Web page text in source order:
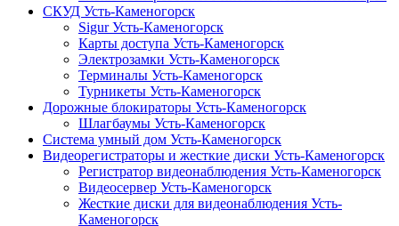
СКУД Усть-Каменогорск
Sigur Усть-Каменогорск
Карты доступа Усть-Каменогорск
Электрозамки Усть-Каменогорск
Терминалы Усть-Каменогорск
Турникеты Усть-Каменогорск
Дорожные блокираторы Усть-Каменогорск
Шлагбаумы Усть-Каменогорск
Система умный дом Усть-Каменогорск
Видеорегистраторы и жесткие диски Усть-Каменогорск
Регистратор видеонаблюдения Усть-Каменогорск
Видеосервер Усть-Каменогорск
Жесткие диски для видеонаблюдения Усть-
Каменогорск